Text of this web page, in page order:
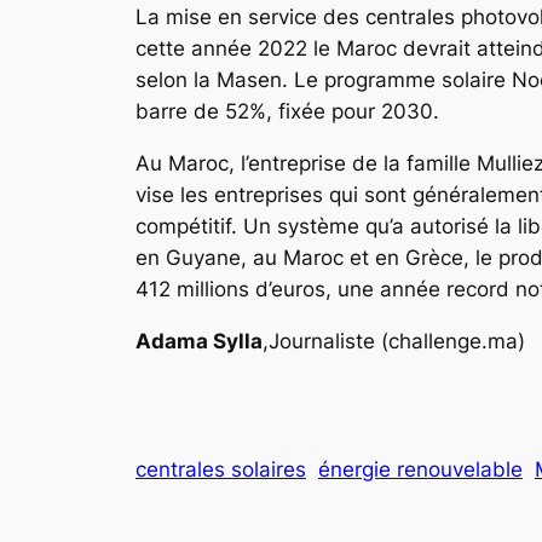
La mise en service des centrales
cette année 2022 le Maroc devrait
selon la Masen. Le programme solaire
barre de 52%, fixée pour 2030.
Au Maroc, l’entreprise de la famille
vise les entreprises qui sont
compétitif. Un système qu’a autorisé la
en Guyane, au Maroc et en Grèce, le
412 millions d’euros, une année record
Adama Sylla,Journaliste (challenge.ma)
centrales solaires énergie renouvelable